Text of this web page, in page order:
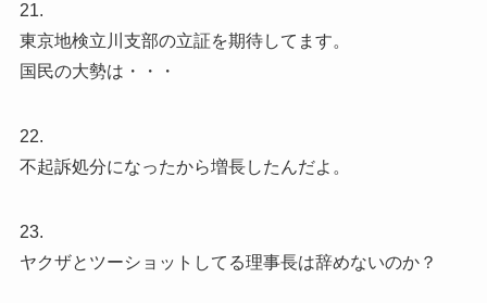
21.
東京地検立川支部の立証を期待してます。
国民の大勢は・・・
22.
不起訴処分になったから増長したんだよ。
23.
ヤクザとツーショットしてる理事長は辞めないのか？